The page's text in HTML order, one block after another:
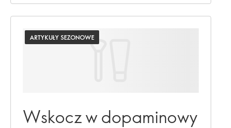
ARTYKUŁY SEZONOWE
Wskocz w dopaminowy